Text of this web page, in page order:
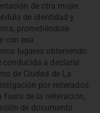
de otra mujer.
de identidad y
prometiéndole
con esa
lugares obteniendo
conducida a declarar
de Ciudad de La
por reiterados
fuera de la reiteración,
de documento